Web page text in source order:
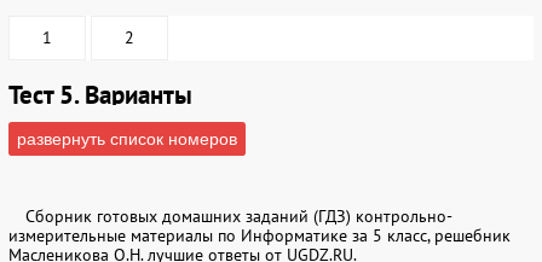
1 2
Тест 5. Варианты
1 2
Тест 6. Варианты
развернуть список номеров
Сборник готовых домашних заданий (ГДЗ) контрольно-
измерительные материалы по Информатике за 5 класс, решебник
Масленикова О.Н. лучшие ответы от UGDZ.RU.